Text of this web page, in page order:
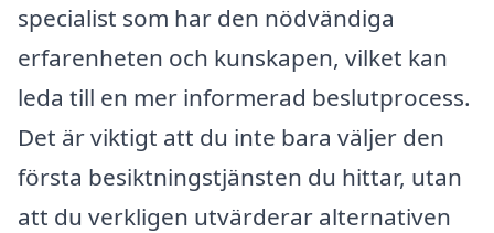
specialist som har den nödvändiga
erfarenheten och kunskapen, vilket kan
leda till en mer informerad beslutprocess.
Det är viktigt att du inte bara väljer den
första besiktningstjänsten du hittar, utan
att du verkligen utvärderar alternativen